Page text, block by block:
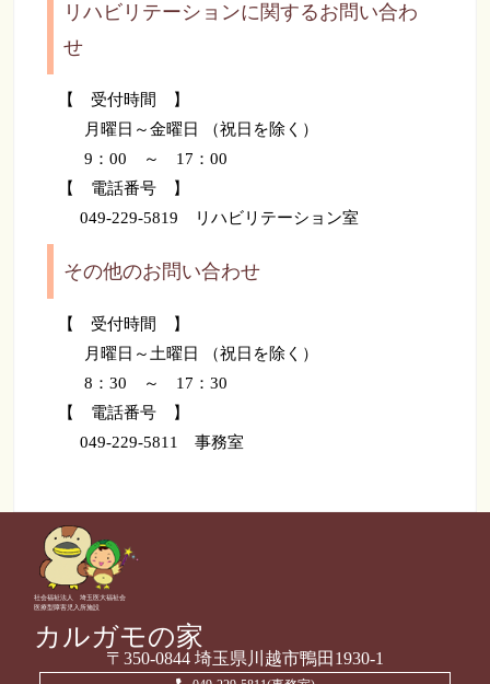
リハビリテーションに関するお問い合わ
せ
【 受付時間 】
月曜日～金曜日 （祝日を除く）
9：00 ～ 17：00
【 電話番号 】
049-229-5819 リハビリテーション室
その他のお問い合わせ
【 受付時間 】
月曜日～土曜日 （祝日を除く）
8：30 ～ 17：30
【 電話番号 】
049-229-5811 事務室
社会福祉法人 埼玉医大福祉会
医療型障害児入所施設
カルガモの家
〒350-0844 埼玉県川越市鴨田1930-1